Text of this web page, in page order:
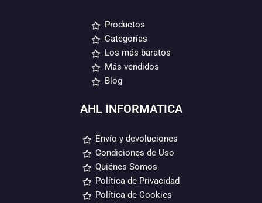
Productos
Categorías
Los más baratos
Más vendidos
Blog
AHL INFORMATICA
Envío y devoluciones
Condiciones de Uso
Quiénes Somos
Política de Privacidad
Política de Cookies